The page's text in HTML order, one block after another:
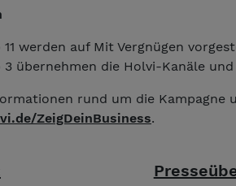
11 werden auf Mit Vergnügen
3 übernehmen die Holvi-Kanäle
rund um die Kampagne
ZeigDeinBusiness.